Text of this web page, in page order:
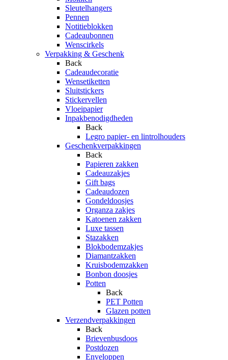
Sleutelhangers
Pennen
Notitieblokken
Cadeaubonnen
Wenscirkels
Verpakking & Geschenk
Back
Cadeaudecoratie
Wensetiketten
Sluitstickers
Stickervellen
Vloeipapier
Inpakbenodigdheden
Back
Legro papier- en lintrolhouders
Geschenkverpakkingen
Back
Papieren zakken
Cadeauzakjes
Gift bags
Cadeaudozen
Gondeldoosjes
Organza zakjes
Katoenen zakken
Luxe tassen
Stazakken
Blokbodemzakjes
Diamantzakken
Kruisbodemzakken
Bonbon doosjes
Potten
Back
PET Potten
Glazen potten
Verzendverpakkingen
Back
Brievenbusdoos
Postdozen
Enveloppen